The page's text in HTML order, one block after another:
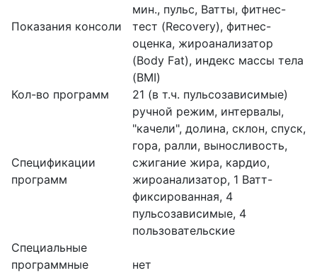
Показания консоли
мин., пульс, Ватты, фитнес-
тест (Recovery), фитнес-
оценка, жироанализатор
(Body Fat), индекс массы тела
(BMI)
Кол-во программ
21 (в т.ч. пульсозависимые)
Спецификации
программ
ручной режим, интервалы,
"качели", долина, склон, спуск,
гора, ралли, выносливость,
сжигание жира, кардио,
жироанализатор, 1 Ватт-
фиксированная, 4
пульсозависимые, 4
пользовательские
Специальные
программные
нет